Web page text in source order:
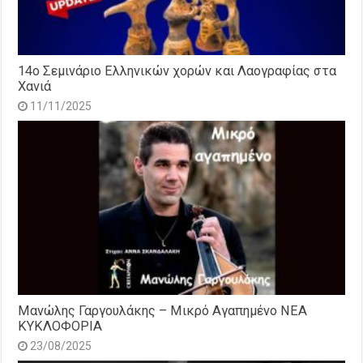
14o Σεμινάριο Ελληνικών χορών και Λαογραφίας στα
Χανιά
11/11/2025
Μανώλης Γαργουλάκης – Μικρό Αγαπημένο NEΑ
ΚΥΚΛΟΦΟΡΙΑ
23/08/2025